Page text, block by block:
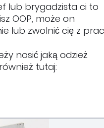
lub brygadzista ci to
OOP, może on
lub zwolnić cię z
nosić jaką odzież
tutaj: